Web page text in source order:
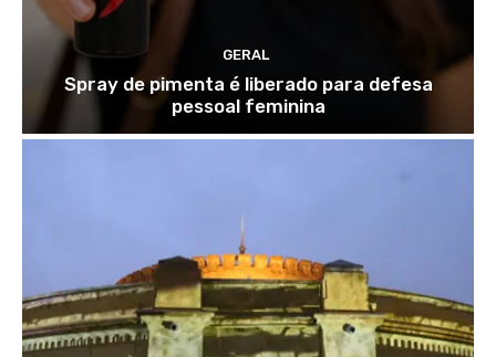
GERAL
Spray de pimenta é liberado para defesa
pessoal feminina